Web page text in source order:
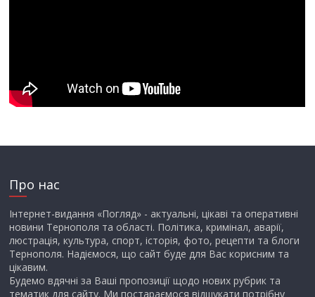
Про нас
Інтернет-видання «Погляд» - актуальні, цікаві та оперативні
новини Тернополя та області. Політика, кримінал, аварії,
люстрація, культура, спорт, історія, фото, рецепти та блоги
Тернополя. Надіємося, що сайт буде для Вас корисним та
цікавим.
Будемо вдячні за Ваші пропозиції щодо нових рубрик та
тематик для сайту. Ми постараємося відшукати потрібну